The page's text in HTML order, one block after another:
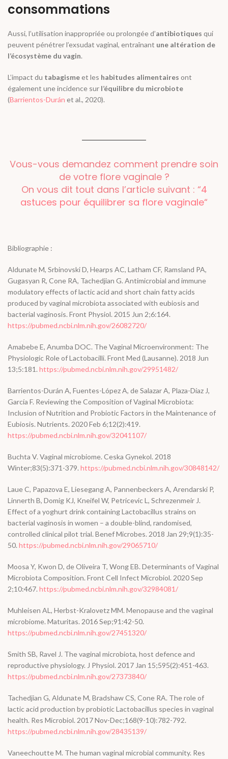
consommations
Aussi, l’utilisation inappropriée ou prolongée d’antibiotiques qui
peuvent pénétrer l’exsudat vaginal, entraînant une altération de
l’écosystème du vagin.
L’impact du tabagismeet les habitudes alimentaires ont
également une incidence sur l’équilibre du microbiote
(Barrientos-Durán et al., 2020).
Vous-vous demandez comment prendre soin
de votre flore vaginale ?
On vous dit tout dans l’article suivant : “4
astuces pour équilibrer sa flore vaginale“
Bibliographie :
Aldunate M, Srbinovski D, Hearps AC, Latham CF, Ramsland PA,
Gugasyan R, Cone RA, Tachedjian G. Antimicrobial and immune
modulatory effects of lactic acid and short chain fatty acids
produced by vaginal microbiota associated with eubiosis and
bacterial vaginosis. Front Physiol. 2015 Jun 2;6:164.
https://pubmed.ncbi.nlm.nih.gov/26082720/
Amabebe E, Anumba DOC. The Vaginal Microenvironment: The
Physiologic Role of Lactobacilli. Front Med (Lausanne). 2018 Jun
13;5:181.https://pubmed.ncbi.nlm.nih.gov/29951482/
Barrientos-Durán A, Fuentes-López A, de Salazar A, Plaza-Díaz J,
García F. Reviewing the Composition of Vaginal Microbiota:
Inclusion of Nutrition and Probiotic Factors in the Maintenance of
Eubiosis. Nutrients. 2020 Feb 6;12(2):419.
https://pubmed.ncbi.nlm.nih.gov/32041107/
Buchta V. Vaginal microbiome. Ceska Gynekol. 2018
Winter;83(5):371-379.https://pubmed.ncbi.nlm.nih.gov/30848142/
Laue C, Papazova E, Liesegang A, Pannenbeckers A, Arendarski P,
Linnerth B, Domig KJ, Kneifel W, Petricevic L, Schrezenmeir J.
Effect of a yoghurt drink containing Lactobacillus strains on
bacterial vaginosis in women – a double-blind, randomised,
controlled clinical pilot trial. Benef Microbes. 2018 Jan 29;9(1):35-
50.https://pubmed.ncbi.nlm.nih.gov/29065710/
Moosa Y, Kwon D, de Oliveira T, Wong EB. Determinants of Vaginal
Microbiota Composition. Front Cell Infect Microbiol. 2020 Sep
2;10:467.https://pubmed.ncbi.nlm.nih.gov/32984081/
Muhleisen AL, Herbst-Kralovetz MM. Menopause and the vaginal
microbiome. Maturitas. 2016 Sep;91:42-50.
https://pubmed.ncbi.nlm.nih.gov/27451320/
Smith SB, Ravel J. The vaginal microbiota, host defence and
reproductive physiology. J Physiol. 2017 Jan 15;595(2):451-463.
https://pubmed.ncbi.nlm.nih.gov/27373840/
Tachedjian G, Aldunate M, Bradshaw CS, Cone RA. The role of
lactic acid production by probiotic Lactobacillus species in vaginal
health. Res Microbiol. 2017 Nov-Dec;168(9-10):782-792.
https://pubmed.ncbi.nlm.nih.gov/28435139/
Vaneechoutte M. The human vaginal microbial community. Res